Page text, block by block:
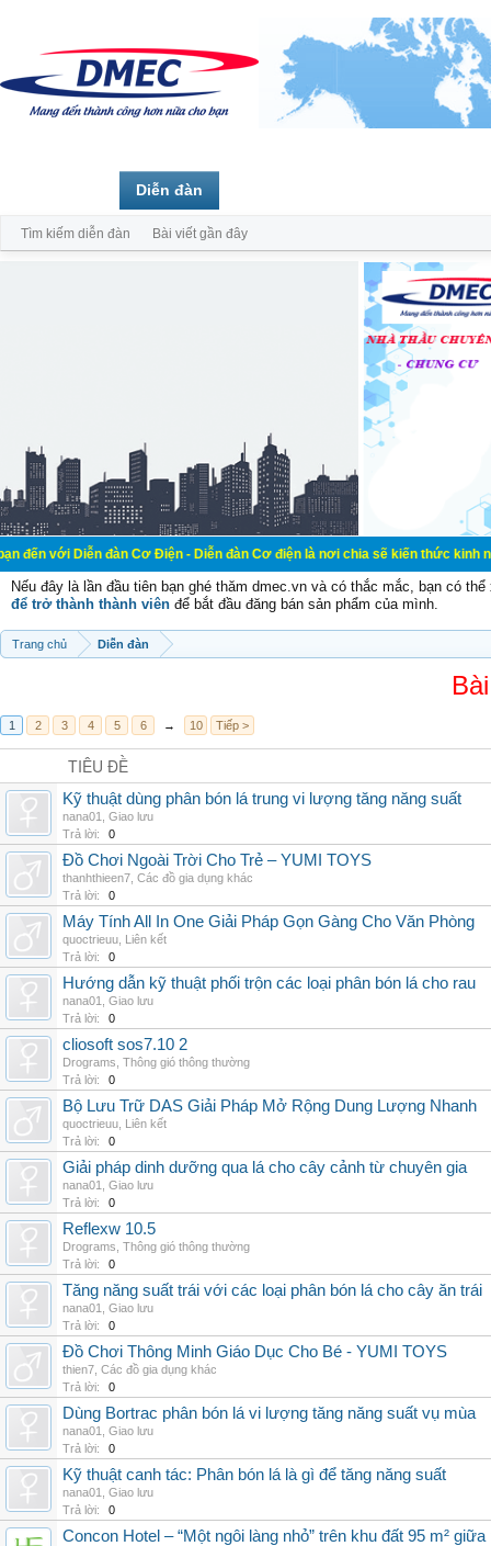
đàn Cơ Điện - Diễn đàn Cơ điện là nơi chia sẽ kiến thức kinh nghiệm
Nếu đây là lần đầu tiên bạn ghé thăm dmec.vn và có thắc mắc, bạn có
để trở thành thành viên để bắt đầu đăng bán sản phẩm của mình.
Trang chủ Diễn đàn
1 2 3 4 5 6 → 10 Tiếp >
TIÊU ĐỀ
Kỹ thuật dùng phân bón lá trung vi lượng tăng năng suất
nana01
Giao lưu
Trả lời:
0
Đồ Chơi Ngoài Trời Cho Trẻ – YUMI TOYS
thanhthieen7 Các đồ gia dụng khác
Trả lời:
0
Máy Tính All In One Giải Pháp Gọn Gàng Cho Văn Phòng
quoctrieuu Liên kết
Trả lời:
0
Hướng dẫn kỹ thuật phối trộn các loại phân bón lá cho rau
nana01
Giao lưu
Trả lời:
0
cliosoft sos7.10 2
Drograms Thông gió thông thường
Trả lời:
0
Bộ Lưu Trữ DAS Giải Pháp Mở Rộng Dung Lượng Nhanh
quoctrieuu Liên kết
Trả lời:
0
Giải pháp dinh dưỡng qua lá cho cây cảnh từ chuyên gia
nana01
Giao lưu
Trả lời:
0
Reflexw 10.5
Drograms Thông gió thông thường
Trả lời:
0
Tăng năng suất trái với các loại phân bón lá cho cây ăn trái
nana01
Giao lưu
Trả lời:
0
Đồ Chơi Thông Minh Giáo Dục Cho Bé - YUMI TOYS
thien7 Các đồ gia dụng khác
Trả lời:
0
Dùng Bortrac phân bón lá vi lượng tăng năng suất vụ mùa
nana01
Giao lưu
Trả lời:
0
Kỹ thuật canh tác: Phân bón lá là gì để tăng năng suất
nana01
Giao lưu
Trả lời:
0
Concon Hotel – “Một ngôi làng nhỏ” trên khu đất 95 m²
Diễn đàn
Tìm kiếm diễn đàn Bài viết gần đây